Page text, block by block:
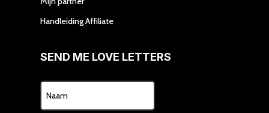
Handleiding Affiliate
SEND ME LOVE LETTERS